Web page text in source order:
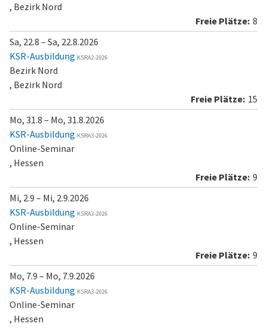
, Bezirk Nord
8
Sa, 22.8 – Sa, 22.8.2026
KSR-Ausbildung KSRA2-2026
Bezirk Nord
, Bezirk Nord
15
Mo, 31.8 – Mo, 31.8.2026
KSR-Ausbildung KSRA3-2026
Online-Seminar
, Hessen
9
Mi, 2.9 – Mi, 2.9.2026
KSR-Ausbildung KSRA3-2026
Online-Seminar
, Hessen
9
Mo, 7.9 – Mo, 7.9.2026
KSR-Ausbildung KSRA3-2026
Online-Seminar
, Hessen